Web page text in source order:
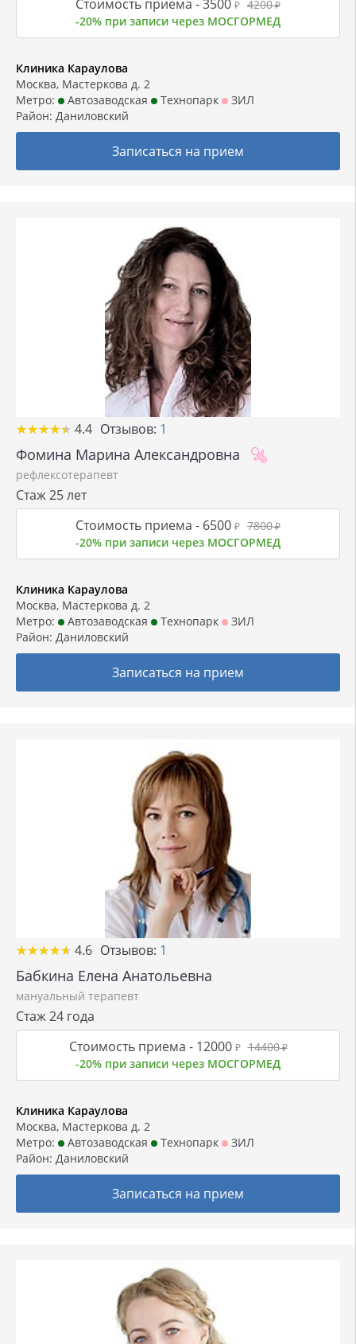
Стоимость приема -3500 ₽ 4200₽
-20% при записи через МОСГОРМЕД
Клиника Караулова
Москва, Мастеркова д. 2
Метро:
Автозаводская Технопарк
ЗИЛ
Район: Даниловский
Записаться на прием
★★★★★
★★★★★ 4.4 Отзывов: 1
Фомина Марина Александровна
рефлексотерапевт
Стаж 25 лет
Стоимость приема - 6500 ₽ 7800₽
-20% при записи через МОСГОРМЕД
Клиника Караулова
Москва, Мастеркова д. 2
Метро:
Автозаводская Технопарк
ЗИЛ
Район: Даниловский
Записаться на прием
★★★★★
★★★★★ 4.6 Отзывов: 1
Бабкина Елена Анатольевна
мануальный терапевт
Стаж 24 года
Стоимость приема -12000 ₽ 14400₽
-20% при записи через МОСГОРМЕД
Клиника Караулова
Москва, Мастеркова д. 2
Метро:
Автозаводская Технопарк
ЗИЛ
Район: Даниловский
Записаться на прием